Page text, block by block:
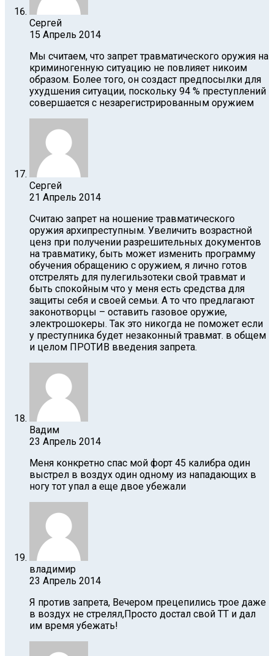
Сергей
15 Апрель 2014
Мы считаем, что запрет травматического оружия на
криминогенную ситуацию не повлияет никоим
образом. Более того, он создаст предпосылки для
ухудшения ситуации, поскольку 94 % преступлений
совершается с незарегистрированным оружием
Сергей
21 Апрель 2014
Считаю запрет на ношение травматического
оружия архипреступным. Увеличить возрастной
ценз при получении разрешительных документов
на травматику, быть может изменить программу
обучения обращению с оружием, я лично готов
отстрелять для пулегильзотеки свой травмат и
быть спокойным что у меня есть средства для
защиты себя и своей семьи. А то что предлагают
законотворцы – оставить газовое оружие,
электрошокеры. Так это никогда не поможет если
у преступника будет незаконный травмат. в общем
и целом ПРОТИВ введения запрета.
Вадим
23 Апрель 2014
Меня конкретно спас мой форт 45 калибра один
выстрел в воздух один одному из нападающих в
ногу тот упал а еще двое убежали
владимир
23 Апрель 2014
Я против запрета, Вечером прецепились трое даже
в воздух не стрелял,Просто достал свой ТТ и дал
им время убежать!